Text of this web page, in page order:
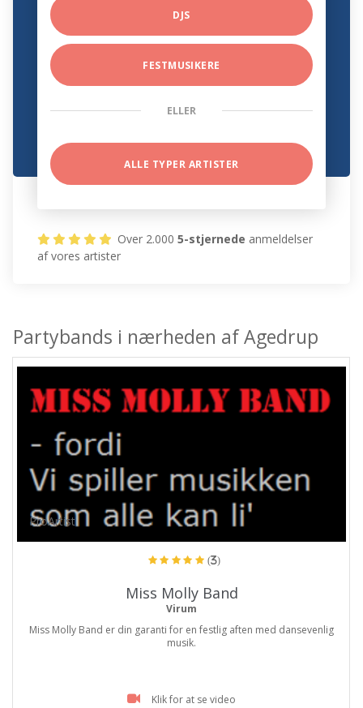
DJS
FESTMUSIKERE
ELLER
ALLE TYPER ARTISTER
Over 2.0005-stjernede anmeldelser
af vores artister
Partybands i nærheden af Agedrup
ProArtist
(3)
Miss Molly Band
Virum
Miss Molly Band er din garanti for en festlig aften med dansevenlig
musik.
Klik for at se video